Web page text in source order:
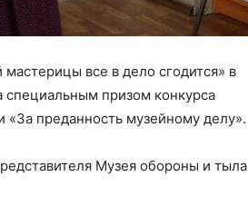
все в дело сгодится» в
призом конкурса
преданность музейному делу».
Музея обороны и тыла